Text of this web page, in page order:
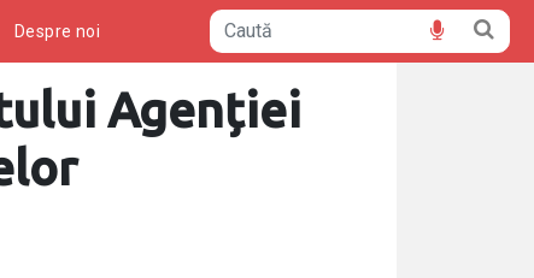
Despre noi
Agenției